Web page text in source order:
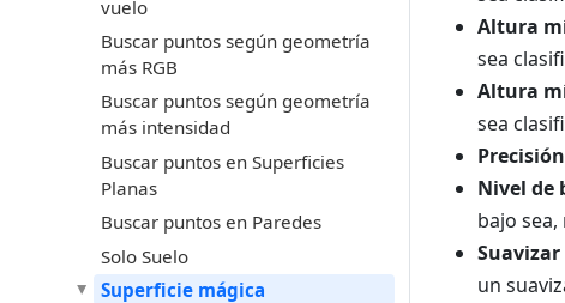
vuelo
Buscar puntos según geometría
más RGB
Buscar puntos según geometría
más intensidad
Buscar puntos en Superficies
Planas
Buscar puntos en Paredes
Solo Suelo
Superficie mágica
Altura
sea
Altura
sea
Nivel de
bajo
un